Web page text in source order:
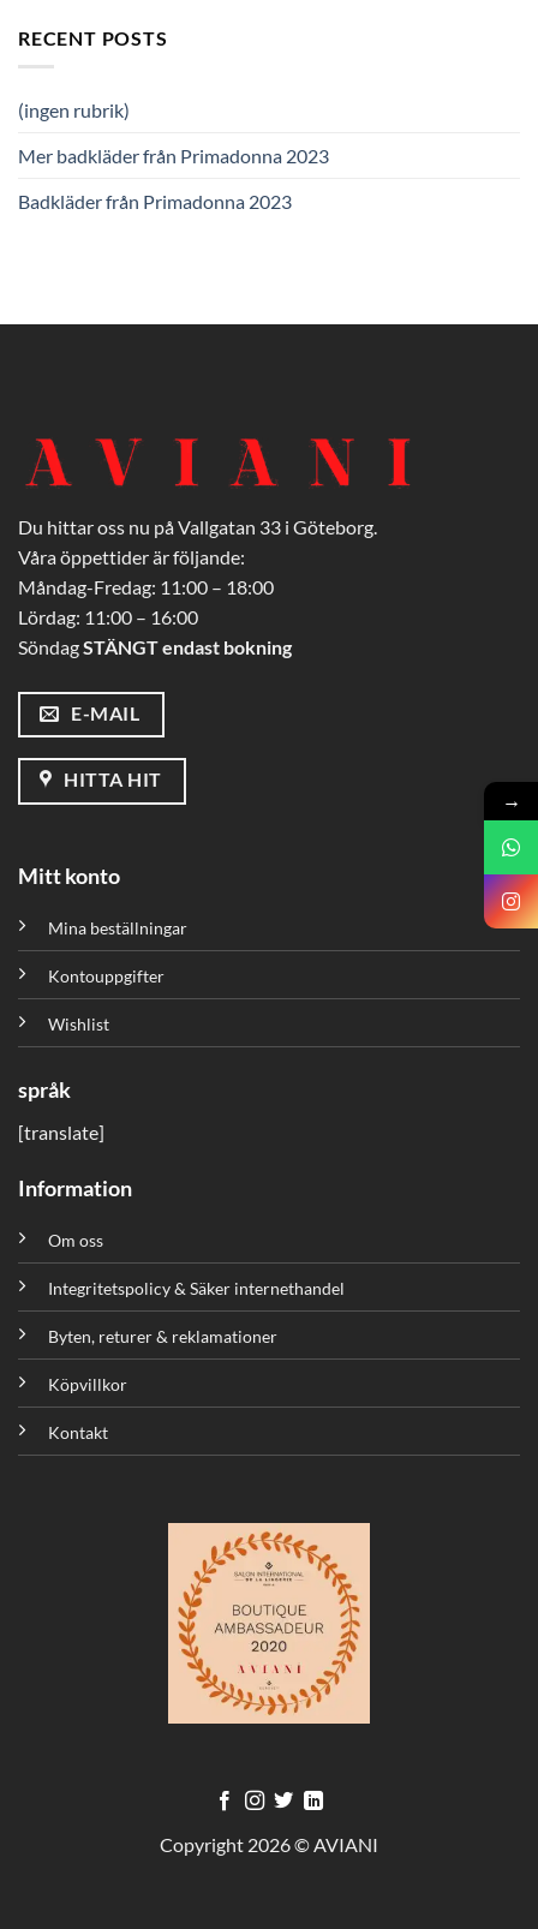
RECENT POSTS
(ingen rubrik)
Mer badkläder från Primadonna 2023
Badkläder från Primadonna 2023
Du hittar oss nu på Vallgatan 33 i Göteborg.
Våra öppettider är följande:
Måndag-Fredag: 11:00 – 18:00
Lördag: 11:00 – 16:00
SöndagSTÄNGT endast bokning
E-MAIL
HITTA HIT
Mitt konto
Mina beställningar
Kontouppgifter
Wishlist
språk
[translate]
Information
Om oss
Integritetspolicy & Säker internethandel
Byten, returer & reklamationer
Köpvillkor
Kontakt
Copyright 2026 © AVIANI
→